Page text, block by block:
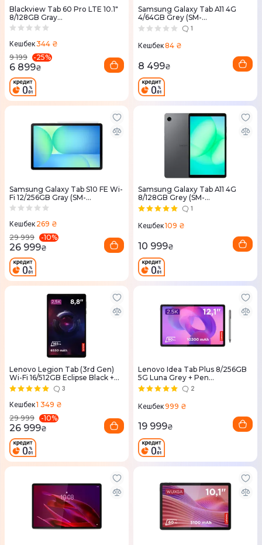
Blackview Tab 60 Pro LTE 10.1"
8/128GB Gray
(BVTAB60PRO_GR)
Кешбек344 ₴
9 199
-25%
6 899₴
Samsung Galaxy Tab A11 4G
4/64GB Grey (SM-
X135FZAAEUC)1
Кешбек84 ₴
8 499₴
Samsung Galaxy Tab S10 FE Wi-
Fi 12/256GB Gray (SM-
X520NZAPEUC)
Кешбек 269 ₴
29 999
-10%
26 999₴
Samsung Galaxy Tab A11 4G
8/128GB Grey (SM-
X135FZAEEUC) 1
Кешбек109 ₴
10 999₴
Lenovo Legion Tab (3rd Gen)
Wi-Fi 16/512GB Eclipse Black +
Case&Film (ZAEF0081UA)
3
Кешбек1 349 ₴
29 999
-10%
26 999₴
Lenovo Idea Tab Plus 8/256GB
5G Luna Grey + Pen
(ZAGF0114UA) 2
Кешбек999 ₴
19 999₴